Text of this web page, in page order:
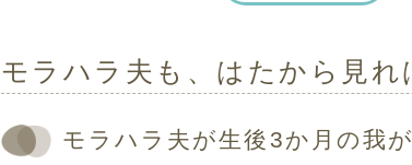
モラハラ夫も、はたから見れ
モラハラ夫が生後3か月の我